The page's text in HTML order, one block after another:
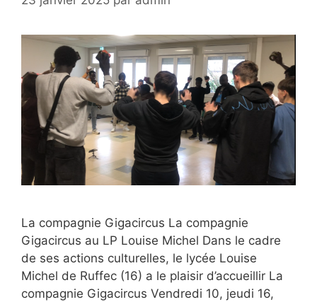
La compagnie Gigacircus La compagnie
Gigacircus au LP Louise Michel Dans le cadre
de ses actions culturelles, le lycée Louise
Michel de Ruffec (16) a le plaisir d’accueillir La
compagnie Gigacircus Vendredi 10, jeudi 16,